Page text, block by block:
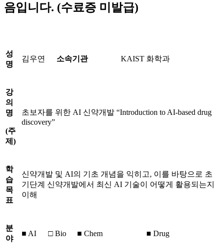
음입니다. (수료증 미발급)
성
명
김우연 소속기관 KAIST 화학과
강
의
명
(주
제 )
초보자를 위한 AI 신약개발 “Introduction to AI-based drug
discovery”
학
습
목
표
신약개발 및 AI의 기초 개념을 익히고, 이를 바탕으로 초
기단계 신약개발에서 최신 AI 기술이 어떻게 활용되는지
이해
분
야
■ AI □ Bio ■ Chem ■ Drug